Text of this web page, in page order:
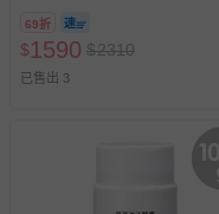
69折
$1590 $2310
已售出 3